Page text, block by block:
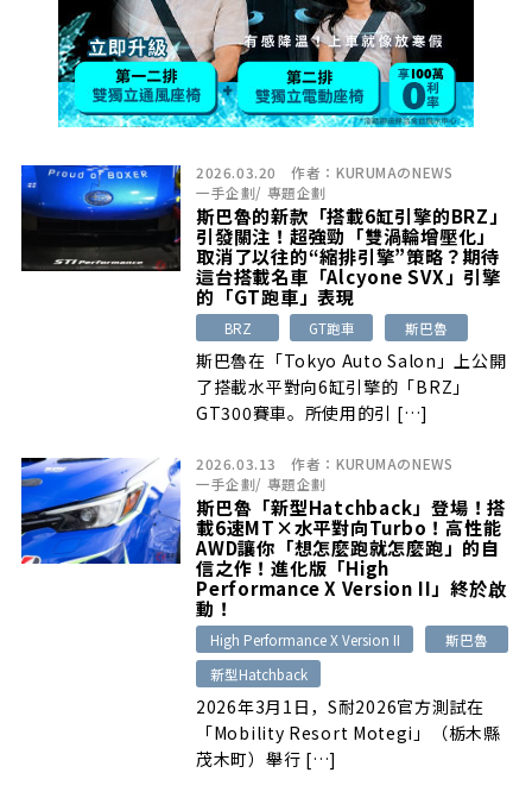
2026.03.20 作者： KURUMAのNEWS
一手企劃/ 專題企劃
斯巴魯的新款「搭載6缸引擎的BRZ」
引發關注！超強勁「雙渦輪增壓化」
取消了以往的“縮排引擎”策略？期待
這台搭載名車「Alcyone SVX」引擎
的「GT跑車」表現
BRZ GT跑車 斯巴魯
斯巴魯在「Tokyo Auto Salon」上公開
了搭載水平對向6缸引擎的「BRZ」
GT300賽車。所使用的引 […]
2026.03.13 作者： KURUMAのNEWS
一手企劃/ 專題企劃
斯巴魯「新型Hatchback」登場！搭
載6速MT×水平對向Turbo！高性能
AWD讓你「想怎麼跑就怎麼跑」的自
信之作！進化版「High
Performance X Version II」終於啟
動！
High Performance X Version II
斯巴魯
新型Hatchback
2026年3月1日，S耐2026官方測試在
「Mobility Resort Motegi」（栃木縣
茂木町）舉行 […]